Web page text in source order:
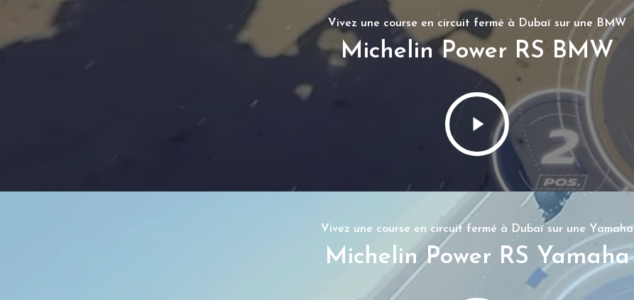
Vivez une course en circuit fermé à Dubaï sur une BMW
Michelin Power RS BMW
Vivez une course en circuit fermé à Dubaï sur une Yamaha
Michelin Power RS Yamaha